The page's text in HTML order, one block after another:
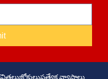
జోకులుప్రత్యేక వ్యాసాలు